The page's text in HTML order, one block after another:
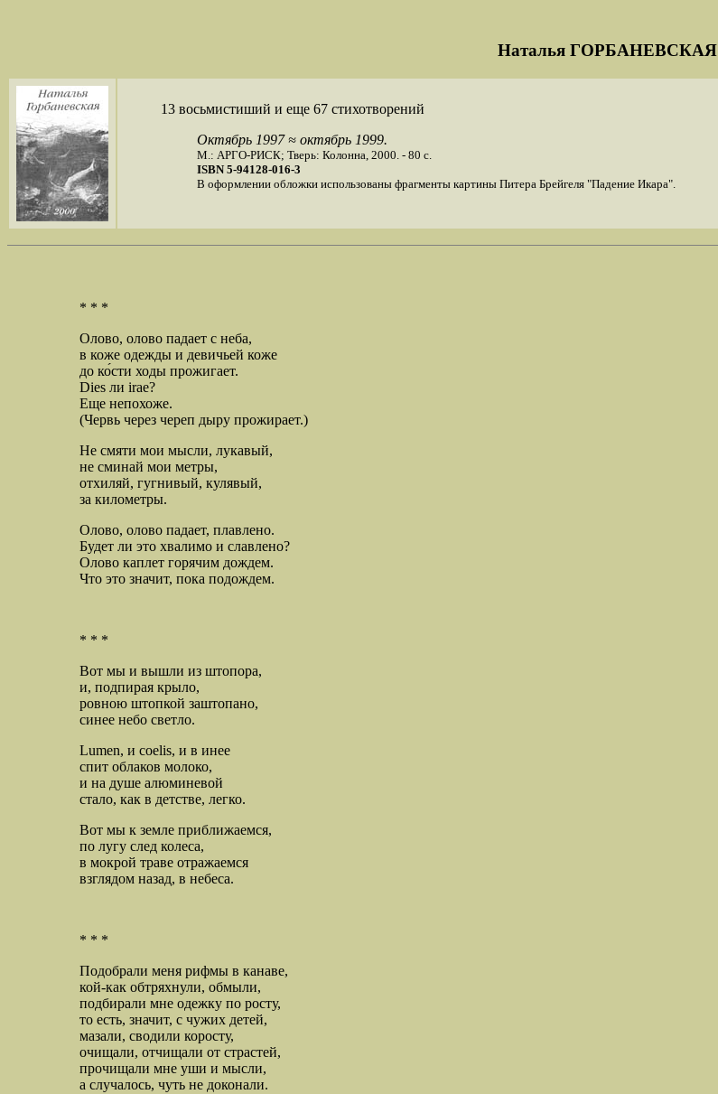
Наталья ГОРБАНЕВСКАЯ
13 восьмистиший и еще 67 стихотворений
Октябрь 1997 ≈ октябрь 1999.
М.: АРГО-РИСК; Тверь: Колонна, 2000. - 80 с.
ISBN 5-94128-016-3
В оформлении обложки использованы фрагменты картины Питера Брейгеля "Падение Икара".
* * *
Олово, олово падает с неба,
в коже одежды и девичьей коже
до ко́сти ходы прожигает.
Dies ли irae?
Еще непохоже.
(Червь через череп дыру прожирает.)
Не смяти мои мысли, лукавый,
не сминай мои метры,
отхиляй, гугнивый, кулявый,
за километры.
Олово, олово падает, плавлено.
Будет ли это хвалимо и славлено?
Олово каплет горячим дождем.
Что это значит, пока подождем.
* * *
Вот мы и вышли из штопора,
и, подпирая крыло,
ровною штопкой заштопано,
синее небо светло.
Lumen, и coelis, и в инее
спит облаков молоко,
и на душе алюминевой
стало, как в детстве, легко.
Вот мы к земле приближаемся,
по лугу след колеса,
в мокрой траве отражаемся
взглядом назад, в небеса.
* * *
Подобрали меня рифмы в канаве,
кой-как обтряхнули, обмыли,
подбирали мне одежку по росту,
то есть, значит, с чужих детей,
мазали, сводили коросту,
очищали, отчищали от страстей,
прочищали мне уши и мысли,
а случалось, чуть не доконали.